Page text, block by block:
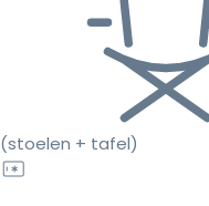
(stoelen + tafel)